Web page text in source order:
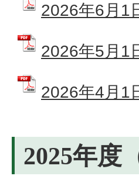
2026年6月1
2026年5月1
2026年4月1
2025年度